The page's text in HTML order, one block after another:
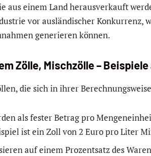
aus einem Land herausverkauft
vor ausländischer Konkurrenz,
generieren können.
Zölle, Mischzölle –
die sich in ihrer
als fester Betrag pro
ist ein Zoll von 2 Euro pro Liter
auf einem Prozentsatz des